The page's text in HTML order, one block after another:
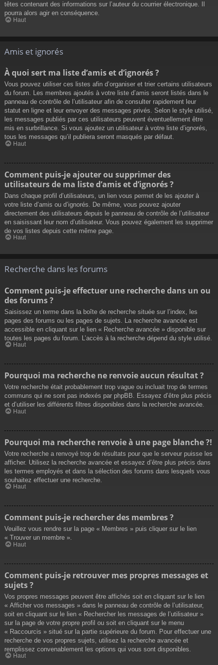
têtes contenant des informations sur l’auteur du courrier électronique. Il
pourra alors agir en conséquence.
Haut
Amis et ignorés
À quoi sert ma liste d’amis et d’ignorés ?
Vous pouvez utiliser ces listes afin d’organiser et trier certains utilisateurs
du forum. Les membres ajoutés à votre liste d’amis seront listés dans le
panneau de contrôle de l’utilisateur afin de consulter rapidement leur
statut en ligne et leur envoyer des messages privés. Selon le style utilisé,
les messages publiés par ces utilisateurs peuvent éventuellement être
mis en surbrillance. Si vous ajoutez un utilisateur à votre liste d’ignorés,
tous les messages qu’il publiera seront masqués par défaut.
Haut
Comment puis-je ajouter ou supprimer des
utilisateurs de ma liste d’amis et d’ignorés ?
Dans chaque profil d’utilisateurs, un lien vous permet de les ajouter à
votre liste d’amis ou d’ignorés. De même, vous pouvez ajouter
directement des utilisateurs depuis le panneau de contrôle de l’utilisateur
en saisissant leur nom d’utilisateur. Vous pouvez également les supprimer
de vos listes depuis cette même page.
Haut
Recherche dans les forums
Comment puis-je effectuer une recherche dans un ou
des forums ?
Saisissez un terme dans la boîte de recherche située sur l’index, les
pages des forums ou les pages de sujets. La recherche avancée est
accessible en cliquant sur le lien « Recherche avancée » disponible sur
toutes les pages du forum. L’accès à la recherche dépend du style utilisé.
Haut
Pourquoi ma recherche ne renvoie aucun résultat ?
Votre recherche était probablement trop vague ou incluait trop de termes
communs qui ne sont pas indexés par phpBB. Essayez d’être plus précis
et d’utiliser les différents filtres disponibles dans la recherche avancée.
Haut
Pourquoi ma recherche renvoie à une page blanche ?!
Votre recherche a renvoyé trop de résultats pour que le serveur puisse les
afficher. Utilisez la recherche avancée et essayez d’être plus précis dans
les termes employés et dans la sélection des forums dans lesquels vous
souhaitez effectuer une recherche.
Haut
Comment puis-je rechercher des membres ?
Veuillez vous rendre sur la page « Membres » puis cliquer sur le lien
« Trouver un membre ».
Haut
Comment puis-je retrouver mes propres messages et
sujets ?
Vos propres messages peuvent être affichés soit en cliquant sur le lien
« Afficher vos messages » dans le panneau de contrôle de l’utilisateur,
soit en cliquant sur le lien « Rechercher les messages de l’utilisateur »
sur la page de votre propre profil ou soit en cliquant sur le menu
« Raccourcis » situé sur la partie supérieure du forum. Pour effectuer une
recherche de vos propres sujets, utilisez la recherche avancée et
remplissez convenablement les options qui vous sont disponibles.
Haut